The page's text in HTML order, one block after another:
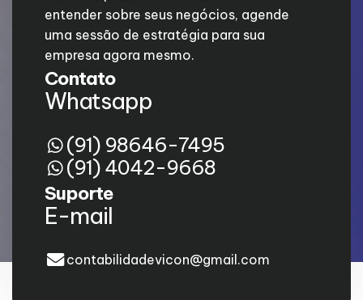
entender sobre seus negócios, agende
uma sessão de estratégia para sua
empresa agora mesmo.
Contato
Whatsapp
(91) 98646-7495
(91) 4042-9668
Suporte
E-mail
contabilidadevicon@gmail.com